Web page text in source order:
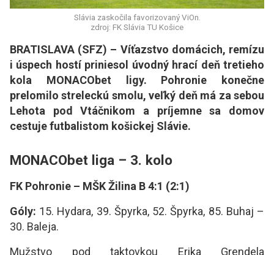
Slávia zaskočila favorizovaný ViOn.
zdroj: FK Slávia TU Košice
BRATISLAVA (SFZ) – Víťazstvo domácich, remízu
i úspech hostí priniesol úvodný hrací deň tretieho
kola MONACObet ligy. Pohronie konečne
prelomilo streleckú smolu, veľký deň má za sebou
Lehota pod Vtáčnikom a príjemne sa domov
cestuje futbalistom košickej Slávie.
MONACObet liga – 3. kolo
FK Pohronie – MŠK Žilina B 4:1 (2:1)
Góly: 15. Hydara, 39. Špyrka, 52. Špyrka, 85. Buhaj –
30. Baleja.
Mužstvo pod taktovkou Erika Grendela